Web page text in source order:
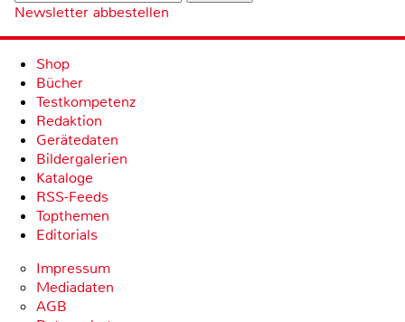
Newsletter abbestellen
Shop
Bücher
Testkompetenz
Redaktion
Gerätedaten
Bildergalerien
Kataloge
RSS-Feeds
Topthemen
Editorials
Impressum
Mediadaten
AGB